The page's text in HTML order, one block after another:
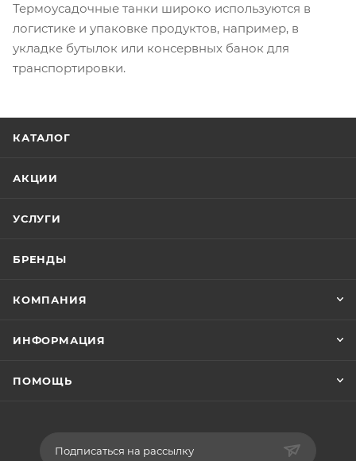
Термоусадочные танки широко используются в
логистике и упаковке продуктов, например, в
укладке бутылок или консервных банок для
транспортировки.
КАТАЛОГ
АКЦИИ
УСЛУГИ
БРЕНДЫ
КОМПАНИЯ
ИНФОРМАЦИЯ
ПОМОЩЬ
Подписаться на рассылку